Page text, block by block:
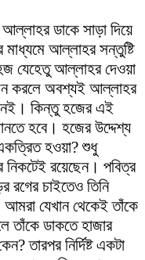
ডাকে সাড়া দিয়ে
মাধ্যমে আল্লাহর সন্তুষ্টি
যেহেতু আল্লাহর দেওয়া
করলে অবশ্যই আল্লাহর
নেই। কিন্তু হজের এই
হবে। হজের উদ্দেশ্য
হওয়া? শুধু
রয়েছেন। পবিত্র
রগের চাইতেও তিনি
যেখান থেকেই তাঁকে
তাঁকে ডাকতে হাজার
তারপর নির্দিষ্ট একটা